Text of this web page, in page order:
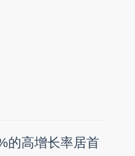
的高增长率居首